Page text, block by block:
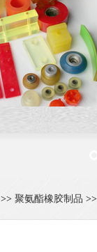
>> 聚氨酯橡胶制品 >>